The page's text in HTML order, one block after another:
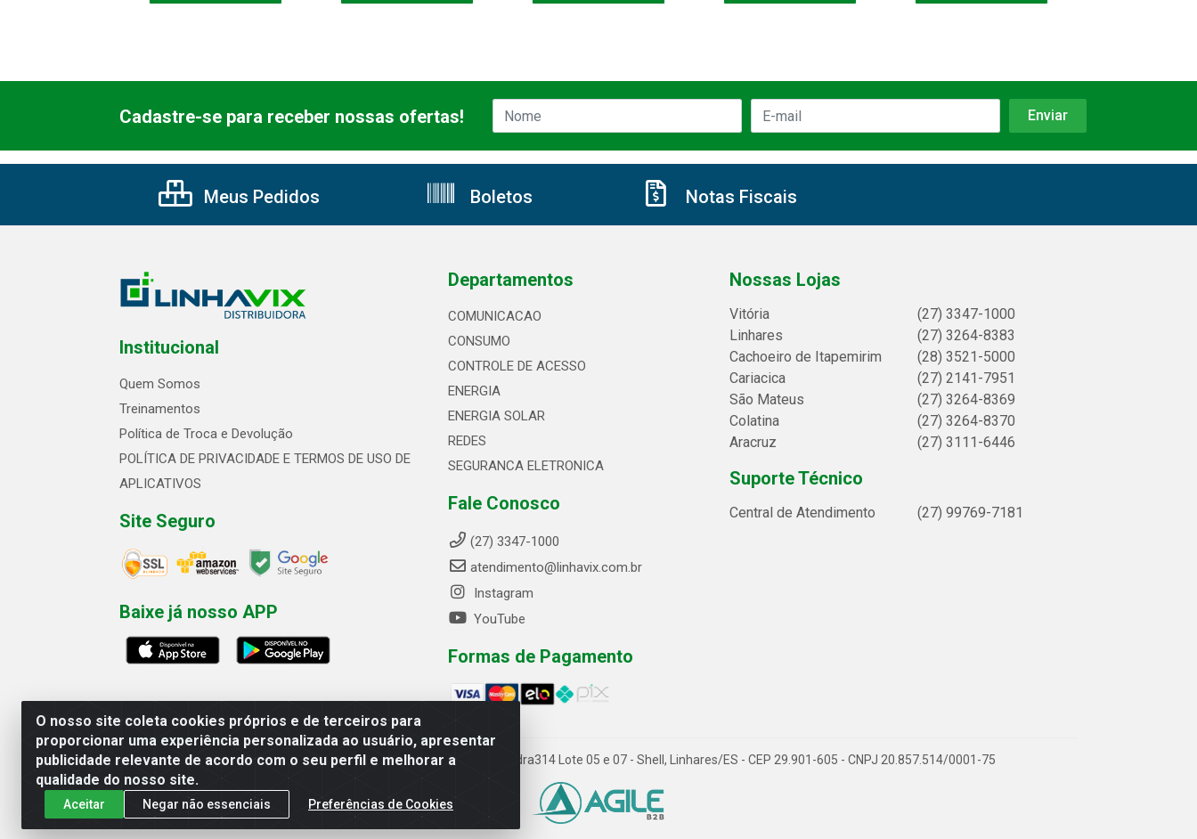
O nosso site coleta cookies próprios e de terceiros para
proporcionar uma experiência personalizada ao usuário, apresentar
publicidade relevante de acordo com o seu perfil e melhorar a
qualidade do nosso site.
Aceitar Negar não essenciais Preferências de Cookies
Cadastre-se para receber nossas ofertas!
Meus Pedidos Boletos Notas Fiscais
Institucional
Quem Somos
Treinamentos
Política de Troca e Devolução
POLÍTICA DE PRIVACIDADE E TERMOS DE USO DE
APLICATIVOS
Site Seguro
Baixe já nosso APP
Departamentos
COMUNICACAO
CONSUMO
CONTROLE DE ACESSO
ENERGIA
ENERGIA SOLAR
REDES
SEGURANCA ELETRONICA
Fale Conosco
(27) 3347-1000
atendimento@linhavix.com.br
Instagram
YouTube
Formas de Pagamento
Nossas Lojas
Vitória
(27) 3347-1000
Linhares
(27) 3264-8383
Cachoeiro de Itapemirim
(28) 3521-5000
Cariacica
(27) 2141-7951
São Mateus
(27) 3264-8369
Colatina
(27) 3264-8370
Aracruz
(27) 3111-6446
Suporte Técnico
Central de Atendimento (27) 99769-7181
Linhavix Distribuidora LTDA - Avenida Alegre, 2521 - Quadra314 Lote 05 e 07 - Shell, Linhares/ES - CEP 29.901-605 - CNPJ 20.857.514/0001-75